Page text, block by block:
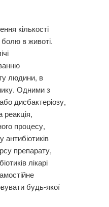
кількості
в животі.
людини, в
Одними з
дисбактеріозу,
реакція,
процесу,
антибіотиків
препарату,
лікарі
будь-якої